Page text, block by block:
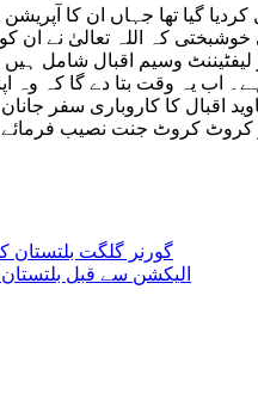
گیا تھا جہاں ان کا آپریشن
فانی سے گزر گئے۔ ان کی خوشبختی کہ
لیفٹیننٹ وسیم اقبال شامل
ہے۔ اب یہ وقت بتا دے گا کہ
اقبال کا کاروباری سفر
گورنر گلگت بلتستان
الیکشن سے قبل بلتستان